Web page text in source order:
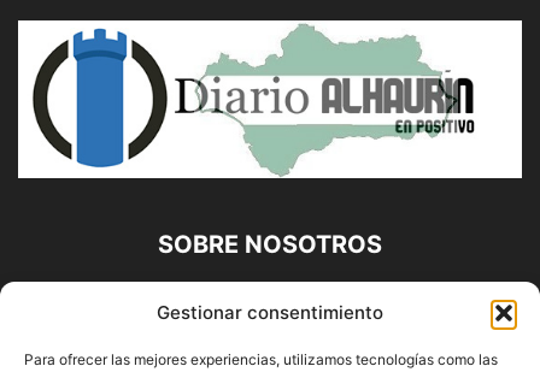
Gestionar consentimiento
Para ofrecer las mejores experiencias, utilizamos tecnologías como las
SOBRE NOSOTROS
Diario Alhaurín (www.alhaurindelatorre.com) Propiedad de
Francisco E. López López | 639 95 71 95 | Noticias de
Alhaurín de la Torre, Málaga y Provincia|